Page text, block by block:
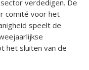
verdedigen. De
comité voor het
speelt de
het sluiten van de